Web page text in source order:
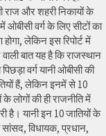
राज और शहरी निकायों के
ओबीसी वर्ग के लिए सीटों का
लेकिन इस रिपोर्ट में
बात यह है कि राजस्थान
वर्ग यानी ओबीसी की
हैं, लेकिन इनमें से 10
के लोगों की ही राजनीति में
है। यानी इन 10 जातियों के
सांसद, विधायक, प्रधान,